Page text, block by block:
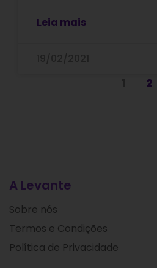
Leia mais
2
A Levante
Sobre nós
Termos e Condições
Política de Privacidade